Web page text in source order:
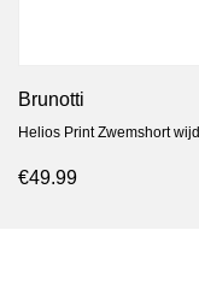
Brunotti
Helios Print Zwemshort wijd
€49.99